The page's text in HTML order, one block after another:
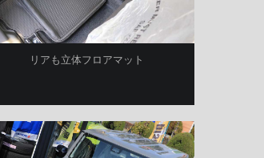
リアも立体フロアマット